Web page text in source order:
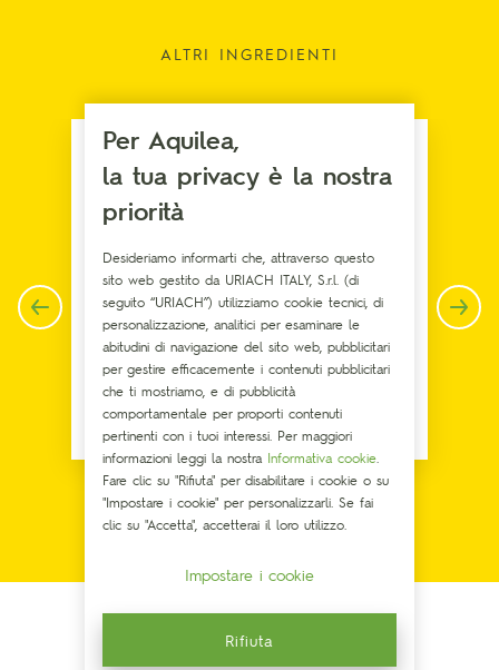
ALTRI INGREDIENTI
Melatonina
Per Aquilea,
la tua privacy è la nostra
priorità
Desideriamo informarti che, attraverso questo
sito web gestito da URIACH ITALY, S.r.l. (di
seguito “URIACH”) utilizziamo cookie tecnici, di
personalizzazione, analitici per esaminare le
abitudini di navigazione del sito web, pubblicitari
per gestire efficacemente i contenuti pubblicitari
che ti mostriamo, e di pubblicità
comportamentale per proporti contenuti
pertinenti con i tuoi interessi. Per maggiori
informazioni leggi la nostra Informativa cookie
Fare clic su "Rifiuta" per disabilitare i cookie o su
"Impostare i cookie" per personalizzarli. Se fai
clic su "Accetta", accetterai il loro utilizzo.
Impostare i cookie
Rifiuta